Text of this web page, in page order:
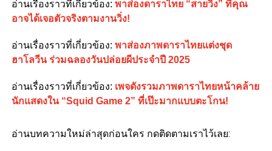
อ่านเรื่องราวที่เกี่ยวข้อง: พาส่องดาราไทย “สายวิ่ง” ที่คุณ
อาจได้เจอตัวจริงตามงานวิ่ง!
อ่านเรื่องราวที่เกี่ยวข้อง: พาส่องภาพดาราไทยแต่งชุด
ฮาโลวีน ร่วมฉลองวันปล่อยผีประจำปี 2025
อ่านเรื่องราวที่เกี่ยวข้อง: เพจดังรวมภาพดาราไทยหน้าคล้าย
นักแสดงใน “Squid Game 2” ที่เป๊ะมากแบบตะโกน!
อ่านบทความใหม่ล่าสุดก่อนใคร กดติดตามเราไว้เลย: